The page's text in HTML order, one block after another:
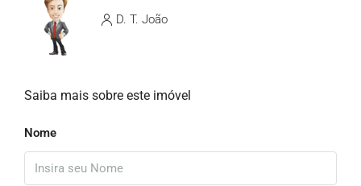
D. T. João
Saiba mais sobre este imóvel
Nome